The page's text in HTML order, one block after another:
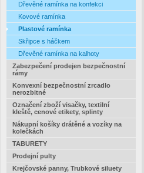
Dřevěné ramínka na konfekci
Kovové ramínka
Plastové ramínka
Skřipce s háčkem
Dřevěné ramínka na kalhoty
Zabezpečení prodejen bezpečnostní
rámy
Konvexní bezpečnostní zrcadlo
nerozbitné
Označení zboží visačky, textilní
kleště, cenové etikety, splinty
Nákupní košíky drátěné a vozíky na
kolečkách
TABURETY
Prodejní pulty
Krejčovské panny, Trubkové siluety